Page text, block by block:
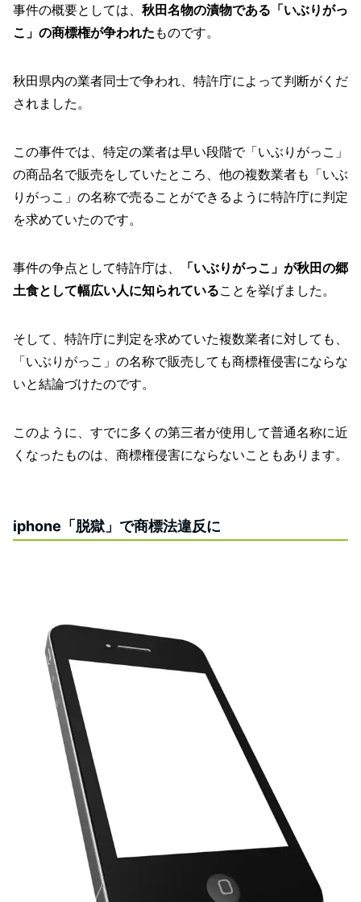
事件の概要としては、 秋田名物の漬物である「いぶりがっ
こ」の商標権が争われた ものです。
秋田県内の業者同士で争われ、特許庁によって判断がくだ
されました。
この事件では、特定の業者は早い段階で「いぶりがっこ」
の商品名で販売をしていたところ、他の複数業者も「いぶ
りがっこ」の名称で売ることができるように特許庁に判定
を求めていたのです。
事件の争点として特許庁は、
「いぶりがっこ」が秋田の郷
土食として幅広い人に知られていることを挙げました。
そして、特許庁に判定を求めていた複数業者に対しても、
「いぶりがっこ」の名称で販売しても商標権侵害にならな
いと結論づけたのです。
このように、すでに多くの第三者が使用して普通名称に近
くなったものは、商標権侵害にならないこともあります。
iphone「脱獄」で商標法違反に